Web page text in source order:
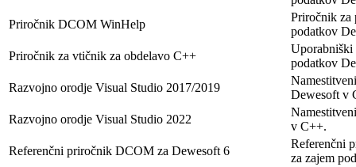
Priročnik DCOM WinHelp
Priročnik za
podatkov
Priročnik za vtičnik za obdelavo C++
Uporabniški
podatkov
Razvojno orodje Visual Studio 2017/2019
Dewesoft v
Razvojno orodje Visual Studio 2022
v C++.
Referenčni priročnik DCOM za Dewesoft 6
Referenčni
za zajem